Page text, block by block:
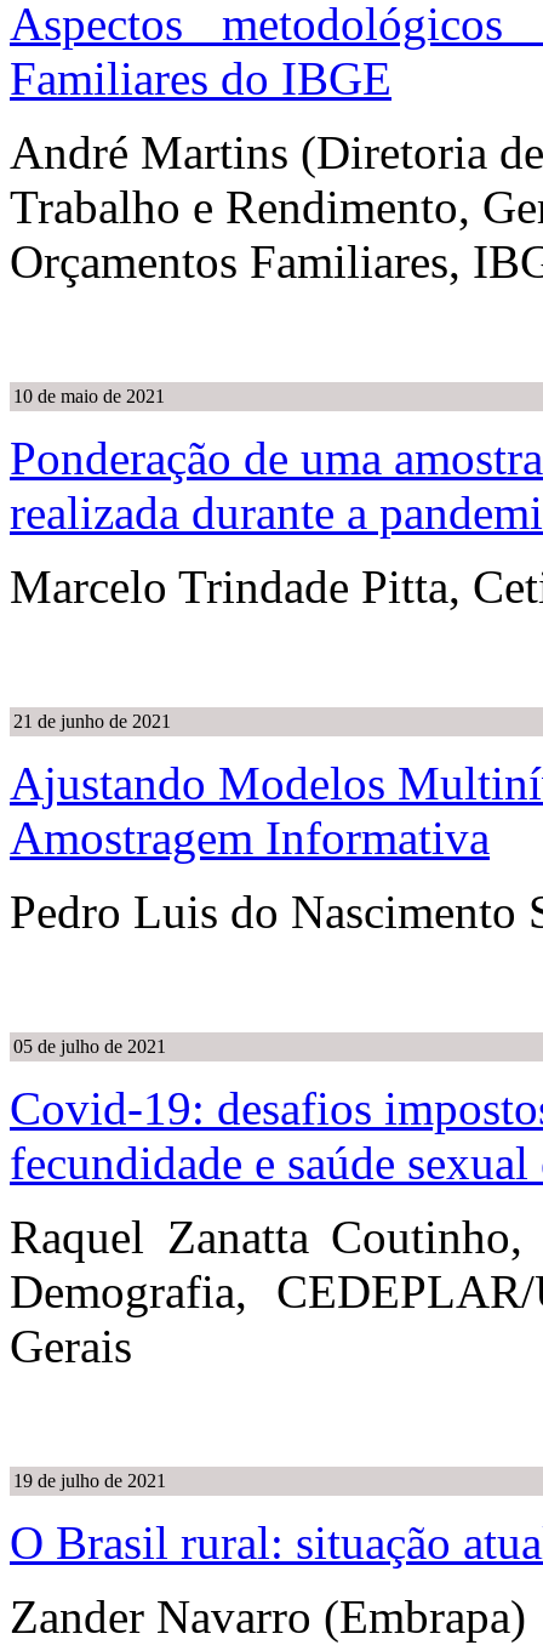
Aspectos
Familiares do IBGE
André Martins (Diretoria
Trabalho e Rendimento,
Orçamentos Familiares,
10 de maio de 2021
Ponderação de uma
realizada durante a
Marcelo Trindade Pitta,
21 de junho de 2021
Ajustando Modelos
Amostragem Informativa
Pedro Luis do
05 de julho de 2021
Covid-19: desafios
fecundidade e saúde
Raquel Zanatta Coutinho,
Demografia,
Gerais
19 de julho de 2021
O Brasil rural: situação
Zander Navarro (Embrapa)